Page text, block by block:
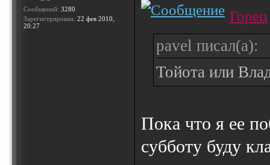
Сообщений: 3280
Зарегистрирован: 22 фев 2010,
20:27
Горец
pavel писал(а):
Тойота или
Пока что я ее
субботу буду